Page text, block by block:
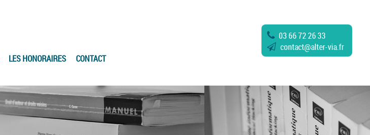
03 66 72 26 33
contact@alter-via.fr
LES HONORAIRES CONTACT